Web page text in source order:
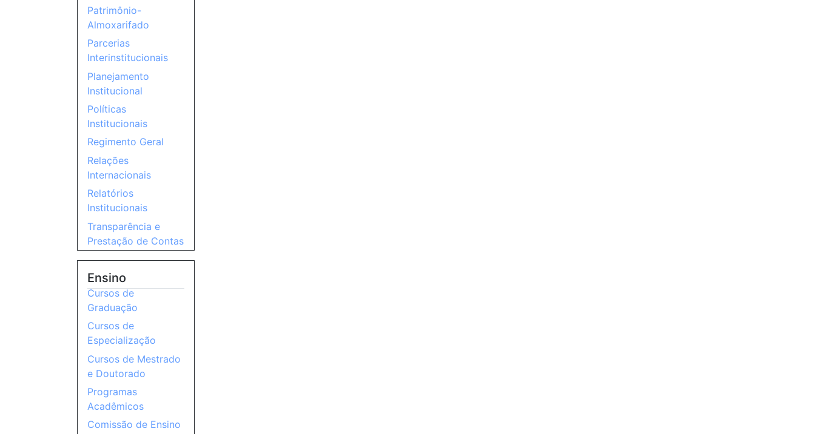
Patrimônio-
Almoxarifado
Parcerias
Interinstitucionais
Planejamento
Institucional
Políticas
Institucionais
Regimento Geral
Relações
Internacionais
Relatórios
Institucionais
Transparência e
Prestação de Contas
Ensino
Cursos de
Graduação
Cursos de
Especialização
Cursos de Mestrado
e Doutorado
Programas
Acadêmicos
Comissão de Ensino